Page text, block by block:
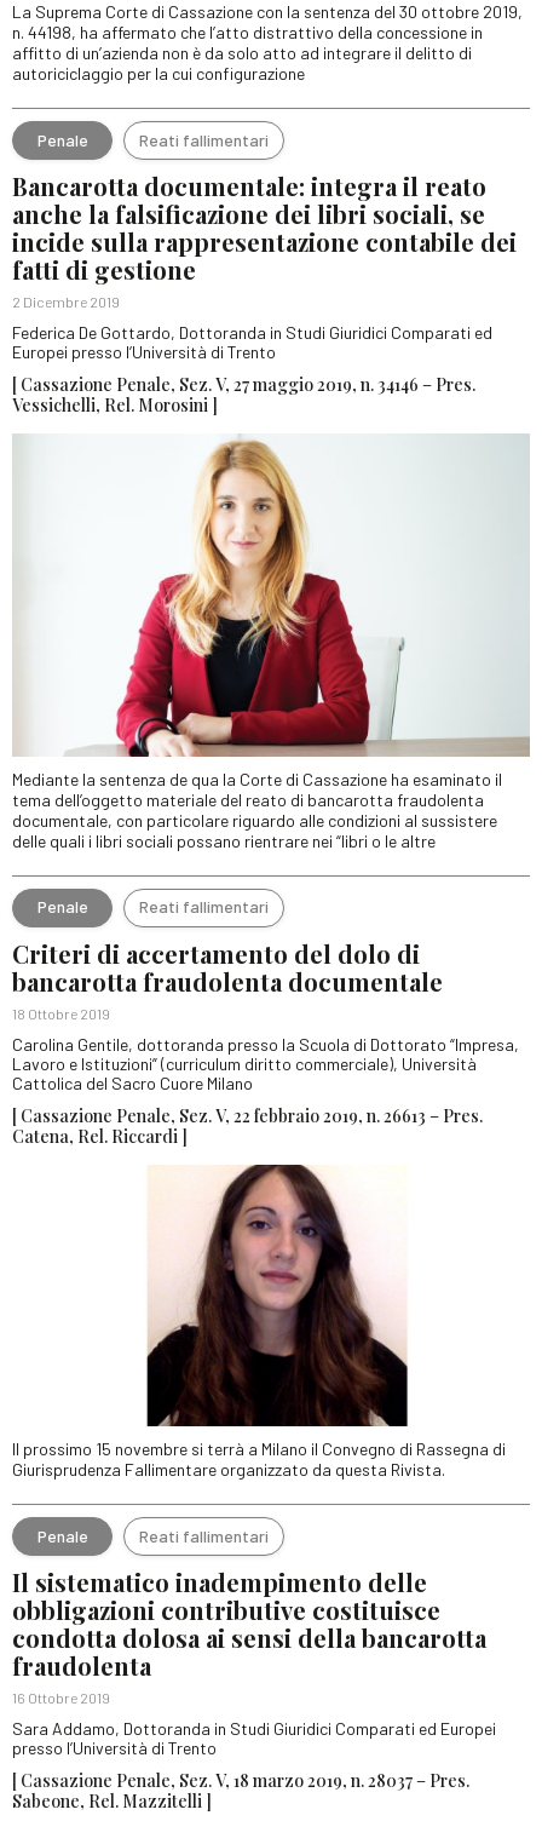
La Suprema Corte di Cassazione con la sentenza del 30 ottobre 2019,
n. 44198, ha affermato che l’atto distrattivo della concessione in
affitto di un’azienda non è da solo atto ad integrare il delitto di
autoriciclaggio per la cui configurazione
Penale Reati fallimentari
Bancarotta documentale: integra il reato
anche la falsificazione dei libri sociali, se
incide sulla rappresentazione contabile dei
fatti di gestione
2 Dicembre 2019
Federica De Gottardo, Dottoranda in Studi Giuridici Comparati ed
Europei presso l’Università di Trento
[ Cassazione Penale, Sez. V, 27 maggio 2019, n. 34146 – Pres.
Vessichelli, Rel. Morosini ]
Mediante la sentenza de qua la Corte di Cassazione ha esaminato il
tema dell’oggetto materiale del reato di bancarotta fraudolenta
documentale, con particolare riguardo alle condizioni al sussistere
delle quali i libri sociali possano rientrare nei “libri o le altre
Penale Reati fallimentari
Criteri di accertamento del dolo di
bancarotta fraudolenta documentale
18 Ottobre 2019
Carolina Gentile, dottoranda presso la Scuola di Dottorato “Impresa,
Lavoro e Istituzioni” (curriculum diritto commerciale), Università
Cattolica del Sacro Cuore Milano
[ Cassazione Penale, Sez. V, 22 febbraio 2019, n. 26613 – Pres.
Catena, Rel. Riccardi ]
Il prossimo 15 novembre si terrà a Milano il Convegno di Rassegna di
Giurisprudenza Fallimentare organizzato da questa Rivista.
Penale Reati fallimentari
Il sistematico inadempimento delle
obbligazioni contributive costituisce
condotta dolosa ai sensi della bancarotta
fraudolenta
16 Ottobre 2019
Sara Addamo, Dottoranda in Studi Giuridici Comparati ed Europei
presso l’Università di Trento
[ Cassazione Penale, Sez. V, 18 marzo 2019, n. 28037 – Pres.
Sabeone, Rel. Mazzitelli ]